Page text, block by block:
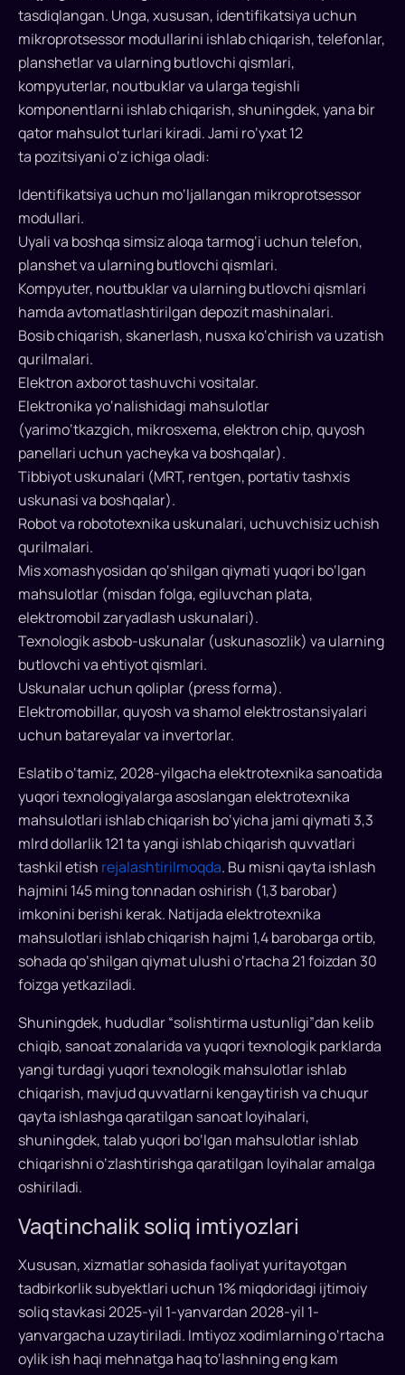
uskunalar
qiymati
mol-
mulk
solig‘i
bazasidan
chegirib
tashlanadi.
kreativ
iqtisodiyot
boshqa
sohalarga
ham
tatbiq
etiladi.
tasdiqlangan. Unga, xususan, identifikatsiya uchun
mikroprotsessor modullarini ishlab chiqarish, telefonlar,
planshetlar va ularning butlovchi qismlari,
kompyuterlar, noutbuklar va ularga tegishli
komponentlarni ishlab chiqarish, shuningdek, yana bir
qator mahsulot turlari kiradi. Jami ro‘yxat 12
ta pozitsiyani o‘z ichiga oladi:
Identifikatsiya uchun mo‘ljallangan mikroprotsessor
modullari.
Uyali va boshqa simsiz aloqa tarmog‘i uchun telefon,
planshet va ularning butlovchi qismlari.
Kompyuter, noutbuklar va ularning butlovchi qismlari
hamda avtomatlashtirilgan depozit mashinalari.
Bosib chiqarish, skanerlash, nusxa ko‘chirish va uzatish
qurilmalari.
Elektron axborot tashuvchi vositalar.
Elektronika yo‘nalishidagi mahsulotlar
(yarimo‘tkazgich, mikrosxema, elektron chip, quyosh
panellari uchun yacheyka va boshqalar).
Tibbiyot uskunalari (MRT, rentgen, portativ tashxis
uskunasi va boshqalar).
Robot va robototexnika uskunalari, uchuvchisiz uchish
qurilmalari.
Mis xomashyosidan qo‘shilgan qiymati yuqori bo‘lgan
mahsulotlar (misdan folga, egiluvchan plata,
elektromobil zaryadlash uskunalari).
Texnologik asbob-uskunalar (uskunasozlik) va ularning
butlovchi va ehtiyot qismlari.
Uskunalar uchun qoliplar (press forma).
Elektromobillar, quyosh va shamol elektrostansiyalari
uchun batareyalar va invertorlar.
Eslatib o‘tamiz, 2028-yilgacha elektrotexnika sanoatida
yuqori texnologiyalarga asoslangan elektrotexnika
mahsulotlari ishlab chiqarish bo‘yicha jami qiymati 3,3
mlrd dollarlik 121 ta yangi ishlab chiqarish quvvatlari
tashkil etish rejalashtirilmoqda. Bu misni qayta ishlash
hajmini 145 ming tonnadan oshirish (1,3 barobar)
imkonini berishi kerak. Natijada elektrotexnika
mahsulotlari ishlab chiqarish hajmi 1,4 barobarga ortib,
sohada qo‘shilgan qiymat ulushi o‘rtacha 21 foizdan 30
foizga yetkaziladi.
Shuningdek, hududlar “solishtirma ustunligi”dan kelib
chiqib, sanoat zonalarida va yuqori texnologik parklarda
yangi turdagi yuqori texnologik mahsulotlar ishlab
chiqarish, mavjud quvvatlarni kengaytirish va chuqur
qayta ishlashga qaratilgan sanoat loyihalari,
shuningdek, talab yuqori bo‘lgan mahsulotlar ishlab
chiqarishni o‘zlashtirishga qaratilgan loyihalar amalga
oshiriladi.
Vaqtinchalik soliq imtiyozlari
Xususan, xizmatlar sohasida faoliyat yuritayotgan
tadbirkorlik subyektlari uchun 1% miqdoridagi ijtimoiy
soliq stavkasi 2025-yil 1-yanvardan 2028-yil 1-
yanvargacha uzaytiriladi. Imtiyoz xodimlarning o‘rtacha
oylik ish haqi mehnatga haq to‘lashning eng kam